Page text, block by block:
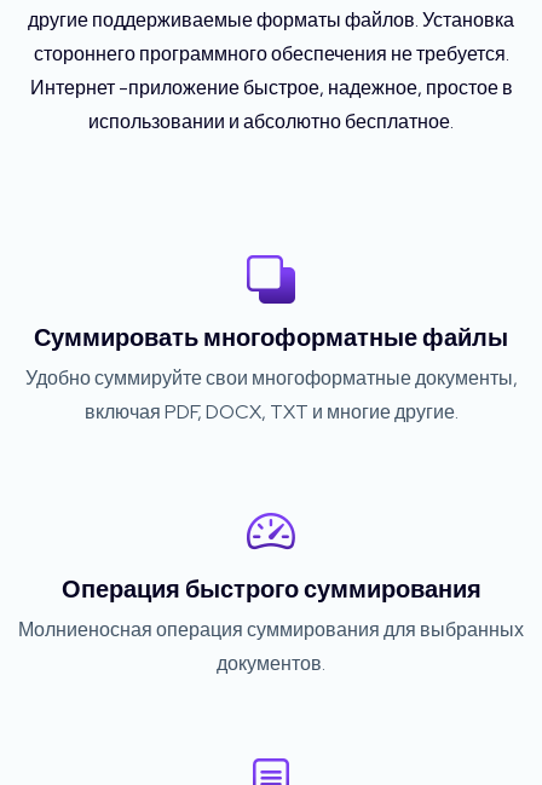
другие поддерживаемые форматы файлов. Установка
стороннего программного обеспечения не требуется.
Интернет -приложение быстрое, надежное, простое в
использовании и абсолютно бесплатное.
Суммировать многоформатные файлы
Удобно суммируйте свои многоформатные документы,
включая PDF, DOCX, TXT и многие другие.
Операция быстрого суммирования
Молниеносная операция суммирования для выбранных
документов.